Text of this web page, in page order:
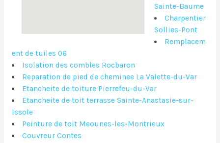
Sainte-Baume
Charpentier
Sollies-Pont
Remplacem
ent de tuiles 06
Isolation des combles Rocbaron
Reparation de pied de cheminee La Valette-du-Var
Etancheite de toiture Pierrefeu-du-Var
Etancheite de toit terrasse Sainte-Anastasie-sur-
Issole
Peinture de toit Meounes-les-Montrieux
Couvreur Contes